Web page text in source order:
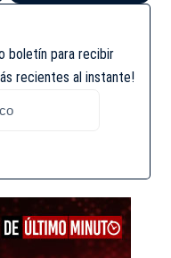
boletín para recibir
recientes al instante!